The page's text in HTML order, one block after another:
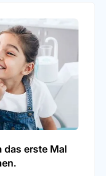
das erste Mal